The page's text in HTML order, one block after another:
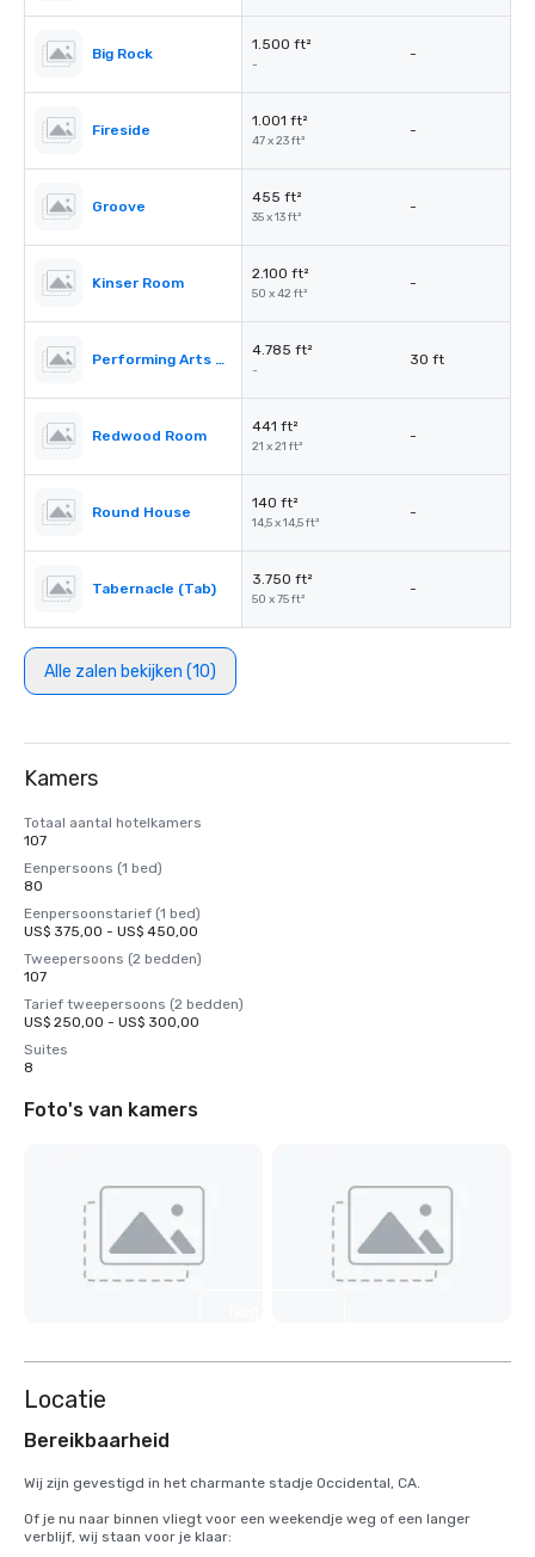
Big Rock
1.500 ft²
-
-
Fireside
1.001 ft²
47 x 23 ft²
-
Groove
455 ft²
35 x 13 ft²
-
Kinser Room
2.100 ft²
50 x 42 ft²
-
Performing Arts Center (PAC)
4.785 ft²
-
30 ft
Redwood Room
441 ft²
21 x 21 ft²
-
Round House
140 ft²
14,5 x 14,5 ft²
-
Tabernacle (Tab)
3.750 ft²
50 x 75 ft²
-
Alle zalen bekijken (10)
Kamers
Totaal aantal hotelkamers
107
Eenpersoons (1 bed)
80
Eenpersoonstarief (1 bed)
US$ 375,00 - US$ 450,00
Tweepersoons (2 bedden)
107
Tarief tweepersoons (2 bedden)
US$ 250,00 - US$ 300,00
Suites
8
Foto's van kamers
Locatie
Bereikbaarheid
Wij zijn gevestigd in het charmante stadje Occidental, CA.
Of je nu naar binnen vliegt voor een weekendje weg of een langer
verblijf, wij staan voor je klaar: